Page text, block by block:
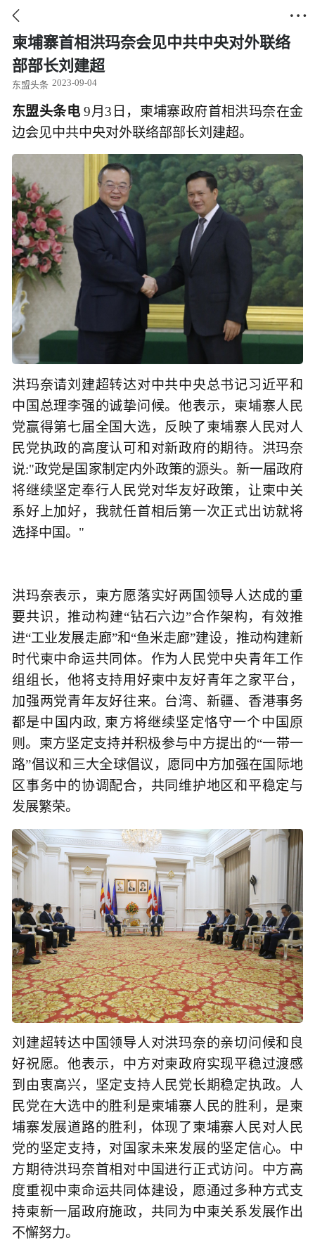
 
柬埔寨首相洪玛奈会见中共中央对外联络
部部长刘建超
东盟头条 2023-09-04
东盟头条电 9月3日，柬埔寨政府首相洪玛奈在金
边会见中共中央对外联络部部长刘建超。
洪玛奈请刘建超转达对中共中央总书记习近平和
中国总理李强的诚挚问候。他表示，柬埔寨人民
党赢得第七届全国大选，反映了柬埔寨人民对人
民党执政的高度认可和对新政府的期待。洪玛奈
说:"政党是国家制定内外政策的源头。新一届政府
将继续坚定奉行人民党对华友好政策，让柬中关
系好上加好，我就任首相后第一次正式出访就将
选择中国。"
洪玛奈表示，柬方愿落实好两国领导人达成的重
要共识，推动构建“钻石六边”合作架构，有效推
进“工业发展走廊”和“鱼米走廊”建设，推动构建新
时代柬中命运共同体。作为人民党中央青年工作
组组长，他将支持用好柬中友好青年之家平台，
加强两党青年友好往来。台湾、新疆、香港事务
都是中国内政, 柬方将继续坚定恪守一个中国原
则。柬方坚定支持并积极参与中方提出的“一带一
路”倡议和三大全球倡议，愿同中方加强在国际地
区事务中的协调配合，共同维护地区和平稳定与
发展繁荣。
刘建超转达中国领导人对洪玛奈的亲切问候和良
好祝愿。他表示，中方对柬政府实现平稳过渡感
到由衷高兴，坚定支持人民党长期稳定执政。人
民党在大选中的胜利是柬埔寨人民的胜利，是柬
埔寨发展道路的胜利，体现了柬埔寨人民对人民
党的坚定支持，对国家未来发展的坚定信心。中
方期待洪玛奈首相对中国进行正式访问。中方高
度重视中柬命运共同体建设，愿通过多种方式支
持柬新一届政府施政，共同为中柬关系发展作出
不懈努力。